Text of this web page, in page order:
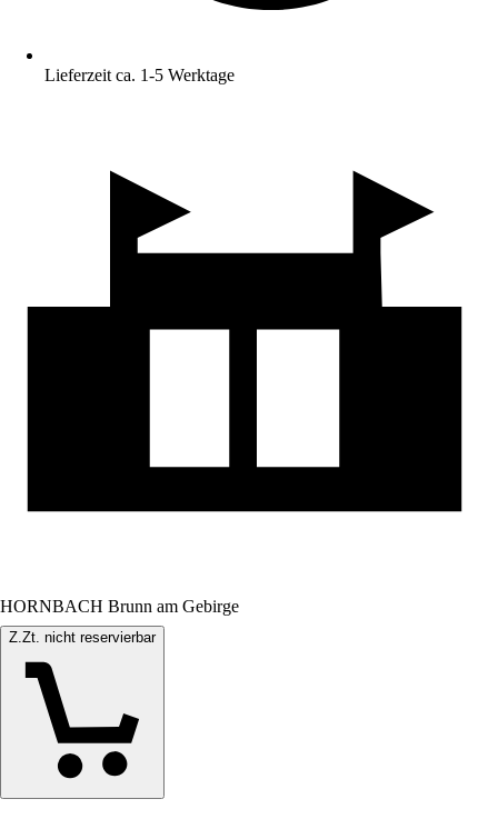
Lieferzeit ca. 1-5 Werktage
HORNBACH Brunn am Gebirge
Z.Zt. nicht reservierbar